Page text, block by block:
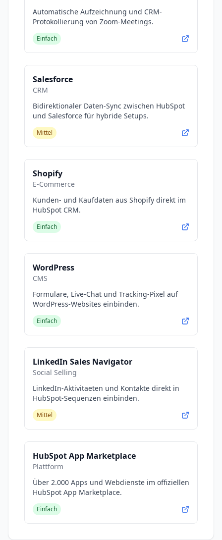
Automatische Aufzeichnung und CRM-
Protokollierung von Zoom-Meetings.
Einfach
Salesforce
CRM
Bidirektionaler Daten-Sync zwischen HubSpot
und Salesforce für hybride Setups.
Mittel
Shopify
E-Commerce
Kunden- und Kaufdaten aus Shopify direkt im
HubSpot CRM.
Einfach
WordPress
CMS
Formulare, Live-Chat und Tracking-Pixel auf
WordPress-Websites einbinden.
Einfach
LinkedIn Sales Navigator
Social Selling
LinkedIn-Aktivitaeten und Kontakte direkt in
HubSpot-Sequenzen einbinden.
Mittel
HubSpot App Marketplace
Plattform
Über 2.000 Apps und Webdienste im offiziellen
HubSpot App Marketplace.
Einfach